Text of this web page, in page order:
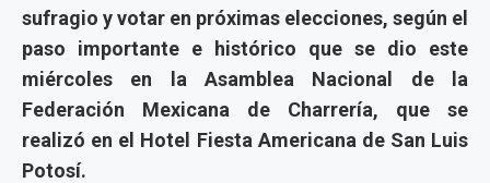
sufragio y votar en próximas elecciones, según el
paso importante e histórico que se dio este
miércoles en la Asamblea Nacional de la
Federación Mexicana de Charrería, que se
realizó en el Hotel Fiesta Americana de San Luis
Potosí.